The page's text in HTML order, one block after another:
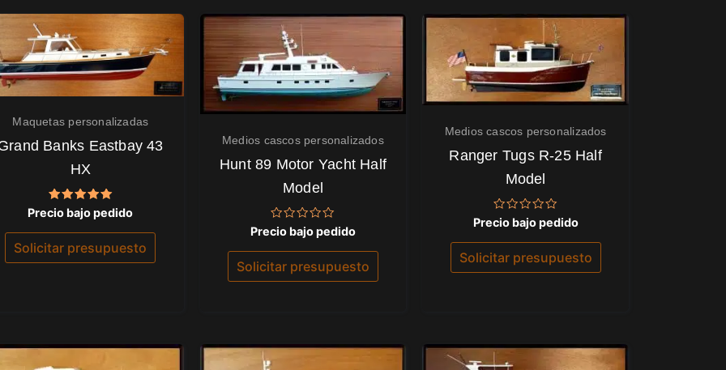
Maquetas personalizadas
Banks Eastbay 43
HX
Valorado
con
5.00
Precio bajo pedido
Solicitar presupuesto
Medios cascos personalizados
Hunt 89 Motor Yacht Half
Model
Valorado
con
0
de
5
Precio bajo pedido
Solicitar presupuesto
Medios cascos personalizados
Ranger Tugs R-25 Half
Model
Valorado
con
0
de
5
Precio bajo pedido
Solicitar presupuesto